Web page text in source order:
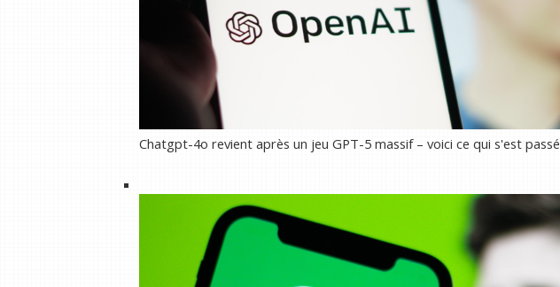
Chatgpt-4o revient après un jeu GPT-5 massif – voici ce qui s'est passé